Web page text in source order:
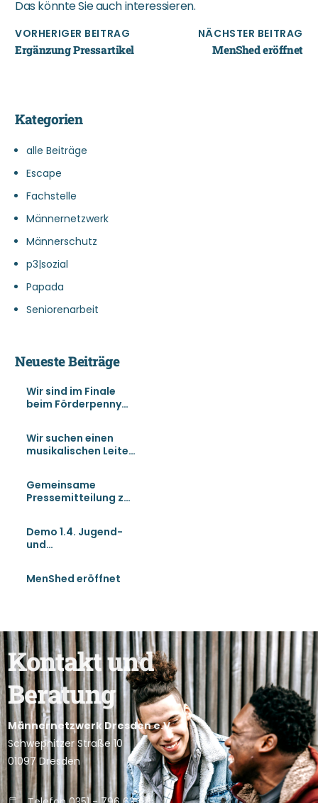
Das könnte Sie auch interessieren.
VORHERIGER BEITRAG
Ergänzung Pressartikel
NÄCHSTER BEITRAG
MenShed eröffnet
Kategorien
alle Beiträge
Escape
Fachstelle
Männernetzwerk
Männerschutz
p3|sozial
Papada
Seniorenarbeit
Neueste Beiträge
Wir sind im Finale
beim Förderpenny
Unterstützung!
Wir suchen einen
musikalischen Leiter
Männermusikprojekt
Gemeinsame
Pressemitteilung zur
Demo 1.4. Jugend-
und
MenShed eröffnet
Kontaktund
Beratung
Männernetzwerk Dresden e.V.
Schwepnitzer Straße 10
01097 Dresden